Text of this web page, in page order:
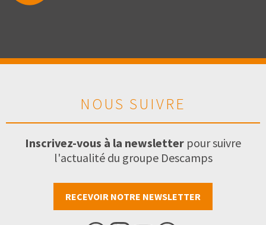
NOUS SUIVRE
Inscrivez-vous à la newsletter pour suivre
l'actualité du groupe Descamps
RECEVOIR NOTRE NEWSLETTER